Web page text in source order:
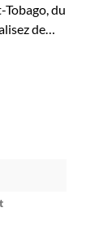
Tobago, du
de